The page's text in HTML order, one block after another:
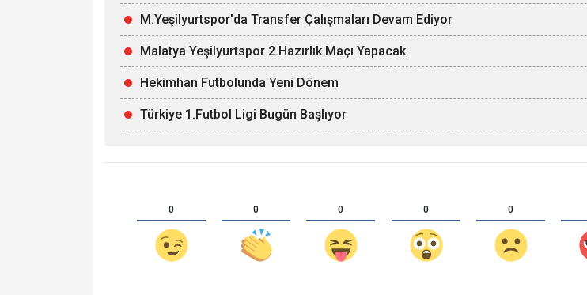
M.Yeşilyurtspor'da Transfer Çalışmaları Devam Ediyor
Malatya Yeşilyurtspor 2.Hazırlık Maçı Yapacak
Hekimhan Futbolunda Yeni Dönem
Türkiye 1.Futbol Ligi Bugün Başlıyor
0 0 0 0 0